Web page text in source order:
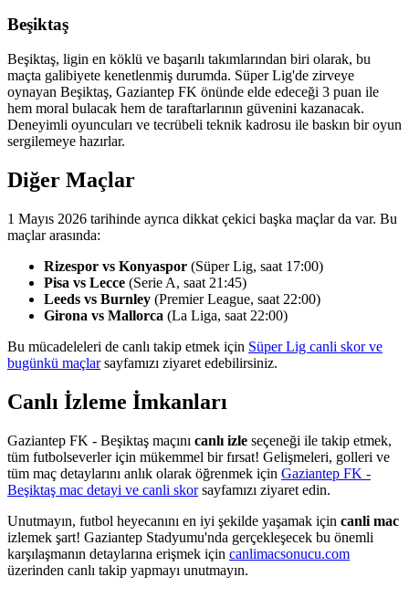
Beşiktaş
Beşiktaş, ligin en köklü ve başarılı takımlarından biri olarak, bu
maçta galibiyete kenetlenmiş durumda. Süper Lig'de zirveye
oynayan Beşiktaş, Gaziantep FK önünde elde edeceği 3 puan ile
hem moral bulacak hem de taraftarlarının güvenini kazanacak.
Deneyimli oyuncuları ve tecrübeli teknik kadrosu ile baskın bir oyun
sergilemeye hazırlar.
Diğer Maçlar
1 Mayıs 2026 tarihinde ayrıca dikkat çekici başka maçlar da var. Bu
maçlar arasında:
Rizespor vs Konyaspor (Süper Lig, saat 17:00)
Pisa vs Lecce (Serie A, saat 21:45)
Leeds vs Burnley (Premier League, saat 22:00)
Girona vs Mallorca (La Liga, saat 22:00)
Bu mücadeleleri de canlı takip etmek için Süper Lig canli skor ve
bugünkü maçlarsayfamızı ziyaret edebilirsiniz.
Canlı İzleme İmkanları
Gaziantep FK - Beşiktaş maçını canlı izle seçeneği ile takip etmek,
tüm futbolseverler için mükemmel bir fırsat! Gelişmeleri, golleri ve
tüm maç detaylarını anlık olarak öğrenmek için Gaziantep FK -
Beşiktaş mac detayi ve canli skorsayfamızı ziyaret edin.
Unutmayın, futbol heyecanını en iyi şekilde yaşamak için canli mac
izlemek şart! Gaziantep Stadyumu'nda gerçekleşecek bu önemli
karşılaşmanın detaylarına erişmek için canlimacsonucu.com
üzerinden canlı takip yapmayı unutmayın.